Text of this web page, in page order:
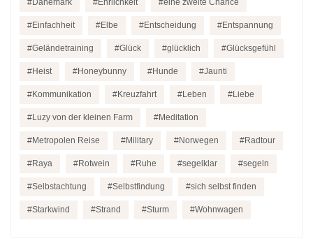
Einfachheit Elbe Entscheidung Entspannung
Geländetraining Glück glücklich Glücksgefühl
Heist Honeybunny Hunde Jaunti
Kommunikation Kreuzfahrt Leben Liebe
Luzy von der kleinen Farm Meditation
Metropolen Reise Military Norwegen Radtour
Raya Rotwein Ruhe segelklar segeln
Selbstachtung Selbstfindung sich selbst finden
Starkwind Strand Sturm Wohnwagen